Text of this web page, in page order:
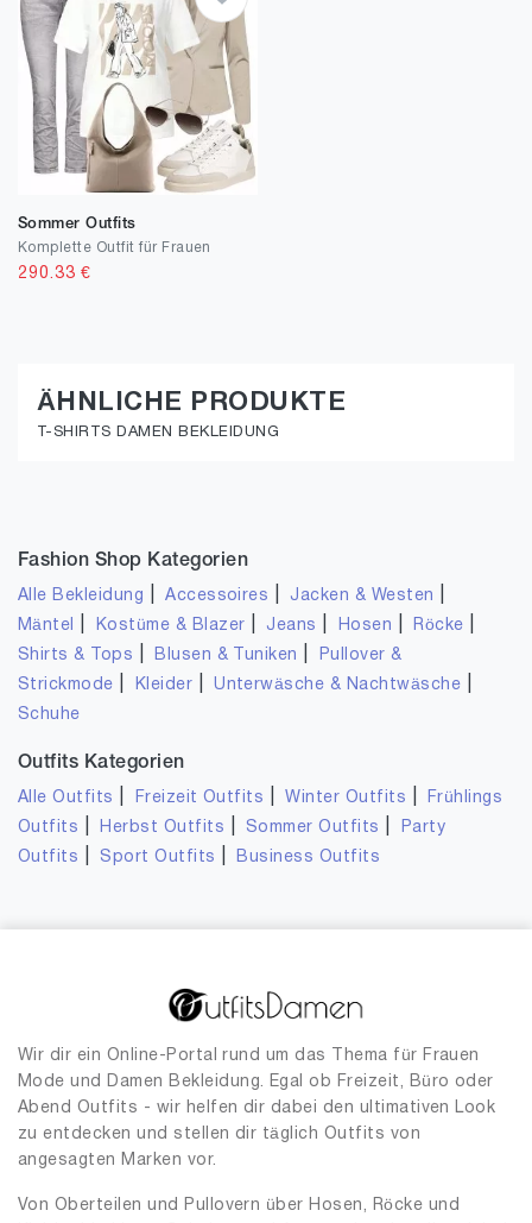
Sommer Outfits
Komplette Outfit für Frauen
290.33 €
ÄHNLICHE PRODUKTE
T-SHIRTS DAMEN BEKLEIDUNG
Fashion Shop Kategorien
Alle Bekleidung |Accessoires Jacken & Westen
Mäntel Kostüme & Blazer Jeans Hosen Röcke
Shirts & Tops Blusen & Tuniken
Pullover &
Strickmode
Kleider |Unterwäsche & Nachtwäsche
Schuhe
Outfits Kategorien
Alle Outfits Freizeit Outfits |Winter Outfits
Frühlings
Outfits
Herbst Outfits Sommer Outfits
Party
Outfits
Sport Outfits Business Outfits
Wir dir ein Online-Portal rund um das Thema für Frauen
Mode und Damen Bekleidung. Egal ob Freizeit, Büro oder
Abend Outfits - wir helfen dir dabei den ultimativen Look
zu entdecken und stellen dir täglich Outfits von
angesagten Marken vor.
Von Oberteilen und Pullovern über Hosen, Röcke und